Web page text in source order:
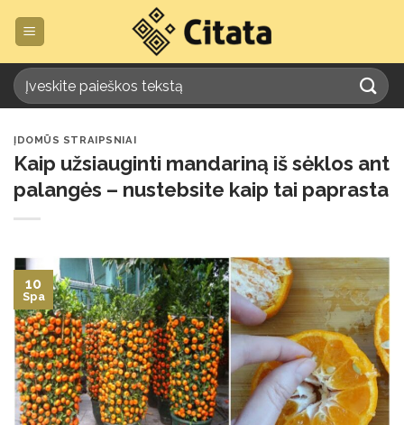
ĮDOMŪS STRAIPSNIAI
Kaip užsiauginti mandariną iš sėklos ant
palangės – nustebsite kaip tai paprasta
10
Spa